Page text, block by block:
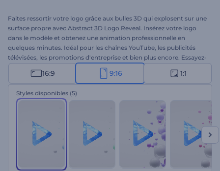
Faites ressortir votre logo grâce aux bulles 3D qui explosent sur une
surface propre avec Abstract 3D Logo Reveal. Insérez votre logo
dans le modèle et obtenez une animation professionnelle en
quelques minutes. Idéal pour les chaînes YouTube, les publicités
télévisées, les promotions d'entreprise et bien plus encore. Essayez-
le dès maintenant et découvrez la puissance d'une animation 3D
exceptionnelle !
16:9 9:16 1:1
Styles disponibles (5)